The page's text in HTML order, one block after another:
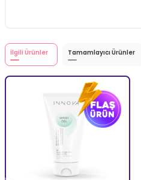
İlgili Ürünler Tamamlayıcı Ürünler